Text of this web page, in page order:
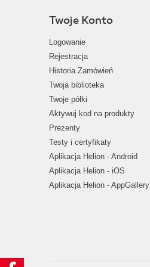
Twoje Konto
Logowanie
Rejestracja
Historia Zamówień
Twoja biblioteka
Twoje półki
Aktywuj kod na produkty
Prezenty
Testy i certyfikaty
Aplikacja Helion - Android
Aplikacja Helion - iOS
Aplikacja Helion - AppGallery